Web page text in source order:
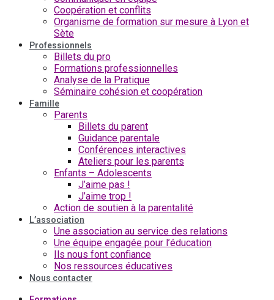
Coopération et conflits
Organisme de formation sur mesure à Lyon et
Sète
Professionnels
Billets du pro
Formations professionnelles
Analyse de la Pratique
Séminaire cohésion et coopération
Famille
Parents
Billets du parent
Guidance parentale
Conférences interactives
Ateliers pour les parents
Enfants – Adolescents
J’aime pas !
J’aime trop !
Action de soutien à la parentalité
L’association
Une association au service des relations
Une équipe engagée pour l’éducation
Ils nous font confiance
Nos ressources éducatives
Nous contacter